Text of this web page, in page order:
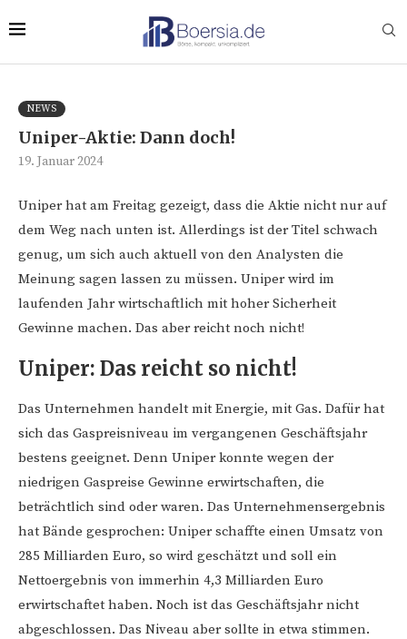
NEWS
Uniper-Aktie: Dann doch!
19. Januar 2024
Uniper hat am Freitag gezeigt, dass die Aktie nicht nur auf
dem Weg nach unten ist. Allerdings ist der Titel schwach
genug, um sich auch aktuell von den Analysten die
Meinung sagen lassen zu müssen. Uniper wird im
laufenden Jahr wirtschaftlich mit hoher Sicherheit
Gewinne machen. Das aber reicht noch nicht!
Uniper: Das reicht so nicht!
Das Unternehmen handelt mit Energie, mit Gas. Dafür hat
sich das Gaspreisniveau im vergangenen Geschäftsjahr
bestens geeignet. Denn Uniper konnte wegen der
niedrigen Gaspreise Gewinne erwirtschaften, die
beträchtlich sind oder waren. Das Unternehmensergebnis
hat Bände gesprochen: Uniper schaffte einen Umsatz von
285 Milliarden Euro, so wird geschätzt und soll ein
Nettoergebnis von immerhin 4,3 Milliarden Euro
erwirtschaftet haben. Noch ist das Geschäftsjahr nicht
abgeschlossen. Das Niveau aber sollte in etwa stimmen.